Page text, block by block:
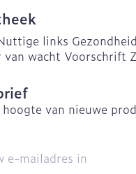
links
van wacht Voorschrift
van nieuwe